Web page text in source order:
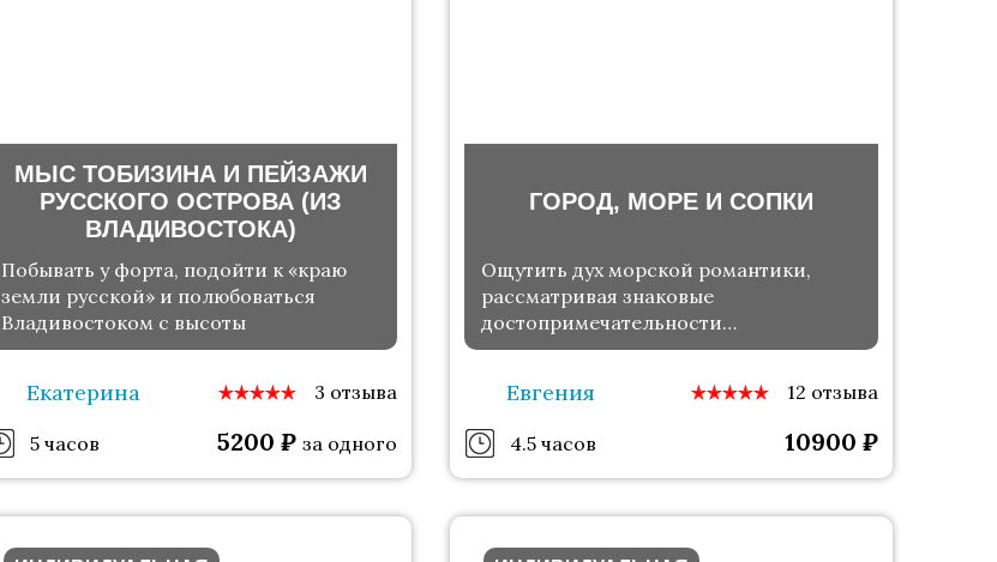
МЫС ТОБИЗИНА И ПЕЙЗАЖИ
РУССКОГО ОСТРОВА (ИЗ
ВЛАДИВОСТОКА)
Побывать у форта, подойти к «краю
земли русской» и полюбоваться
Владивостоком с высоты
Екатерина 3 отзыва
5 часов 5200₽ за одного
ГОРОД, МОРЕ И СОПКИ
Ощутить дух морской романтики,
рассматривая знаковые
достопримечательности
Владивостока
Евгения 12 отзыва
4.5 часов 10900 ₽